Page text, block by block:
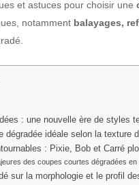
et astuces pour choisir une
notamment balayages,
: une nouvelle ère de styles
dégradée idéale selon la texture
: Pixie, Bob et Carré
des coupes courtes dégradées en
sur la morphologie et le profil